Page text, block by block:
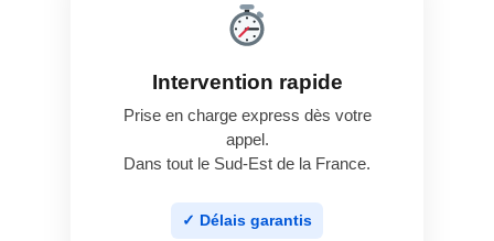
Intervention rapide
Prise en charge express dès votre
appel.
Dans tout le Sud-Est de la France.
✓ Délais garantis